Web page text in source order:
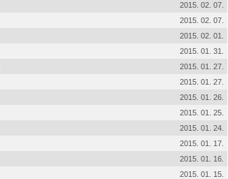
2015. 02. 07.
2015. 02. 07.
2015. 02. 01.
2015. 01. 31.
2015. 01. 27.
2015. 01. 27.
2015. 01. 26.
2015. 01. 25.
2015. 01. 24.
2015. 01. 17.
2015. 01. 16.
2015. 01. 15.